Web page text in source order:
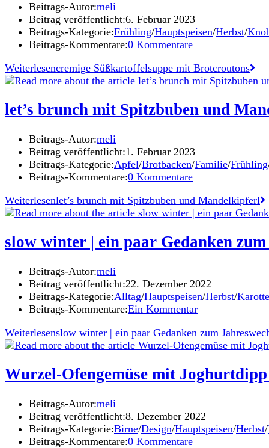
Beitrags-Autor:meli
Beitrag veröffentlicht:6. Februar 2023
Beitrags-Kategorie:Frühling/Hauptspeisen/Herbst/
Beitrags-Kommentare:0 Kommentare
Weiterlesencremige Süßkartoffelsuppe mit Brotcroutons
let’s brunch mit Spitzbuben und
Beitrags-Autor:meli
Beitrag veröffentlicht:1. Februar 2023
Beitrags-Kategorie:Apfel/Brotbacken/Familie/Frühling
Beitrags-Kommentare:0 Kommentare
Weiterlesenlet’s brunch mit Spitzbuben und Mandelkipferl
slow winter | ein paar Gedanken zum
Beitrags-Autor:meli
Beitrag veröffentlicht:22. Dezember 2022
Beitrags-Kategorie:Alltag/Hauptspeisen/Herbst/
Beitrags-Kommentare:Ein Kommentar
Weiterlesenslow winter | ein paar Gedanken zum
Wurzel-Ofengemüse mit
Beitrags-Autor:meli
Beitrag veröffentlicht:8. Dezember 2022
Beitrags-Kategorie:Birne/Design/Hauptspeisen/Herbst/
Beitrags-Kommentare:0 Kommentare